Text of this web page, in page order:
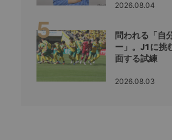
2026.08.04
問われる「自
ー」。J1に挑
面する試練
2026.08.03